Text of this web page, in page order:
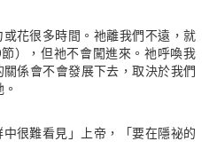
花很多時間。祂離我們不遠，就
），但祂不會闖進來。祂呼喚我
係會不會發展下去，取決於我們
很難看見」上帝，「要在隱祕的